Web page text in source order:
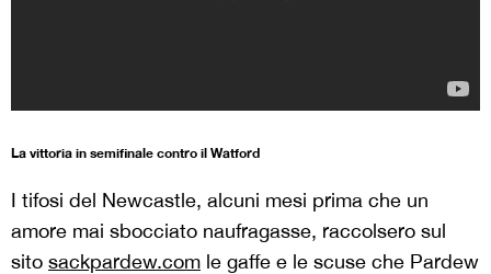
La vittoria in semifinale contro il Watford
I tifosi del Newcastle, alcuni mesi prima che un
amore mai sbocciato naufragasse, raccolsero sul
sito sackpardew.com le gaffe e le scuse che Pardew